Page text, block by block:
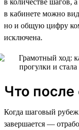
в кабинете можно
но и общую цифру
исключена.
Что
Когда шаговый рубеж
завершается —